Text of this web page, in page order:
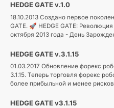
@ForexInvestPAMM
HEDGE GATE v.1.0
18.10.2013 Создано первое
GATE. 🚀 HEDGE GATE:
октября 2013 года - День
HEDGE GATE v.3.1.15
01.03.2017 Обновление форекс
3.1.15. Теперь торговля форекс
более прибыльной и менее
HEDGE GATE v3.1.15